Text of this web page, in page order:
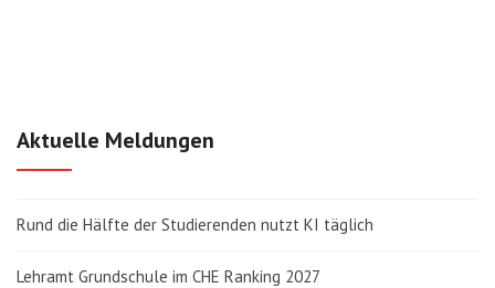
Aktuelle Meldungen
Rund die Hälfte der Studierenden nutzt KI täglich
Lehramt Grundschule im CHE Ranking 2027